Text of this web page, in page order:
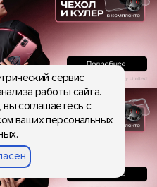
сервис
работы сайта.
вы соглашаетесь с
ваших персональных